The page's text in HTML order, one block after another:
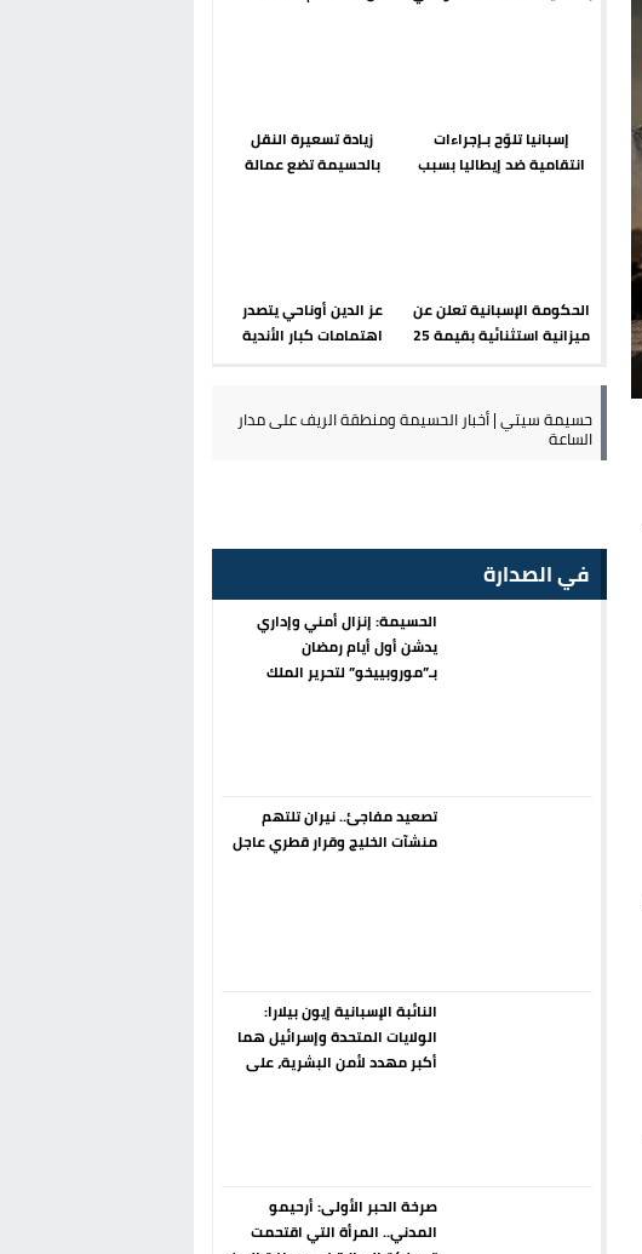
إسبانيا تلوّح بـإجراءات
انتقامية ضد إيطاليا بسبب
زيادة تسعيرة النقل
بالحسيمة تضع عمالة
الحكومة الإسبانية تعلن عن
ميزانية استثنائية بقيمة 25
عز الدين أوناحي يتصدر
اهتمامات كبار الأندية
حسيمة سيتي | أخبار الحسيمة ومنطقة الريف على مدار
الساعة
في الصدارة
الحسيمة: إنزال أمني وإداري
يدشن أول أيام رمضان
بـ”موروبييخو” لتحرير الملك
تصعيد مفاجئ.. نيران تلتهم
منشآت الخليج وقرار قطري عاجل
النائبة الإسبانية إيون بيلارا:
الولايات المتحدة وإسرائيل هما
أكبر مهدد لأمن البشرية، على
صرخة الحبر الأولى: أرحيمو
المدني.. المرأة التي اقتحمت